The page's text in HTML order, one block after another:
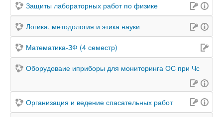
Защиты лабораторных работ по физике
Логика, методология и этика науки
Математика-ЗФ (4 семестр)
Оборудоваие иприборы для мониторинга ОС при Чс
Организация и ведение спасательных работ